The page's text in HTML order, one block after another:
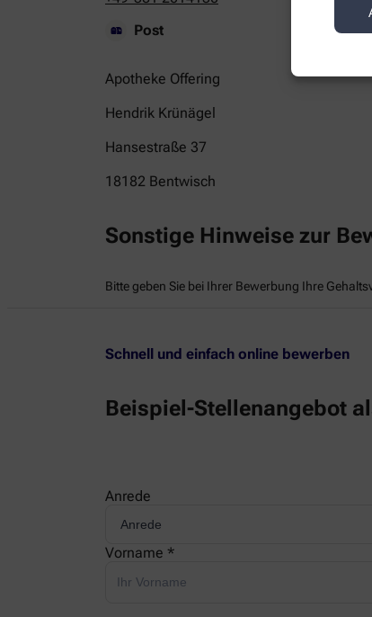
Post
Apotheke Offering
Hendrik Krünägel
Hansestraße 37
18182 Bentwisch
Sonstige Hinweise zur
Bitte geben Sie bei Ihrer Bewerbung Ihre
Schnell und einfach online bewerben
Beispiel-Stellenangebot
Anrede
Vorname *